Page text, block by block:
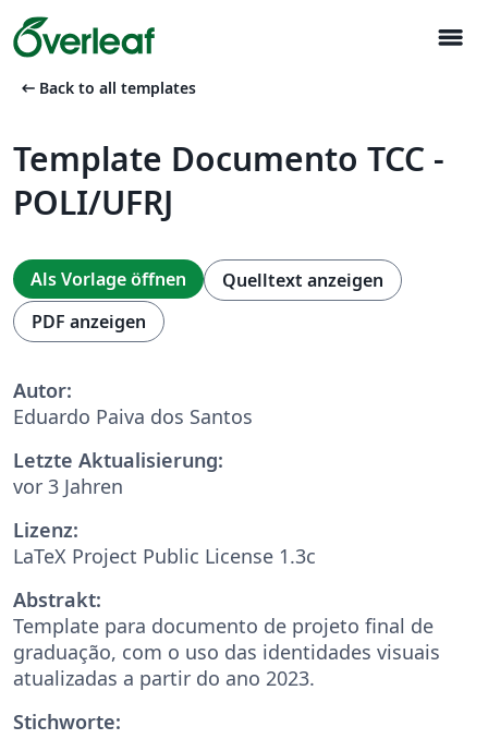
menu
arrow_left_alt Back to all templates
Template Documento TCC -
POLI/UFRJ
Als Vorlage öffnen
Quelltext anzeigen
PDF anzeigen
Autor:
Eduardo Paiva dos Santos
Letzte Aktualisierung:
vor 3 Jahren
Lizenz:
LaTeX Project Public License 1.3c
Abstrakt:
Template para documento de projeto final de
graduação, com o uso das identidades visuais
atualizadas a partir do ano 2023.
Stichworte: